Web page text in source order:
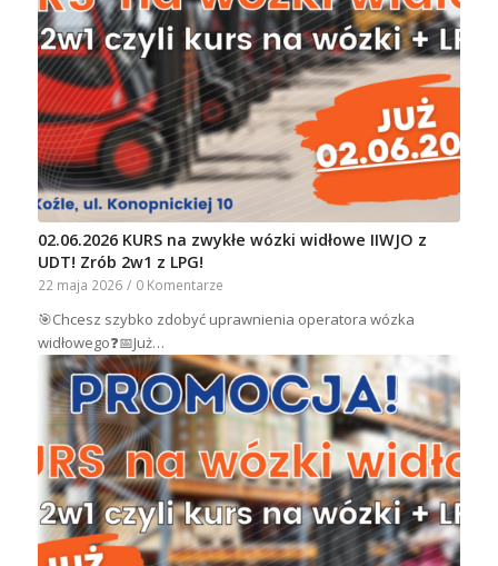
02.06.2026 KURS na zwykłe wózki widłowe IIWJO z
UDT! Zrób 2w1 z LPG!
22 maja 2026 / 0 Komentarze
🎯Chcesz szybko zdobyć uprawnienia operatora wózka
widłowego❓📅Już…